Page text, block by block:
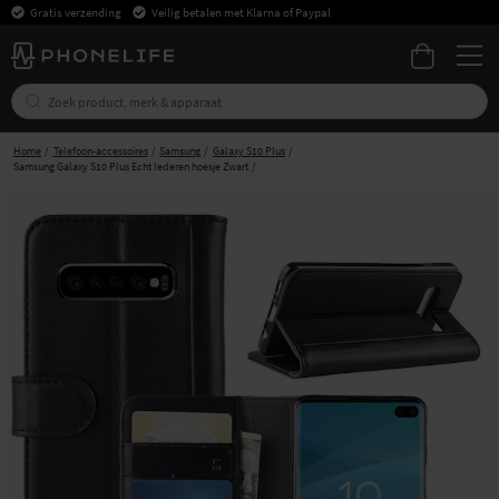
Gratis verzending Veilig betalen met Klarna of Paypal
Home Telefoon-accessoires Samsung
Galaxy S10 Plus
Samsung Galaxy S10 Plus Echt lederen hoesje Zwart